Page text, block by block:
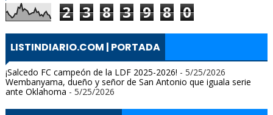
2 3 8 3 9 8 0
LISTINDIARIO.COM | PORTADA
¡Salcedo FC campeón de la LDF 2025-2026! - 5/25/2026
Wembanyama, dueño y señor de San Antonio que iguala serie
ante Oklahoma - 5/25/2026